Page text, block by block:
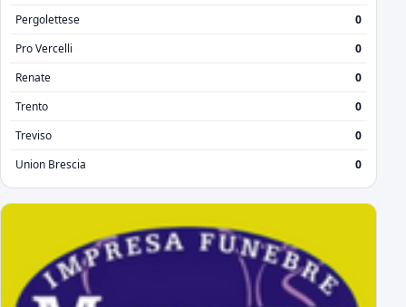
Pergolettese
0
Pro Vercelli
0
Renate
0
Trento
0
Treviso
0
Union Brescia
0